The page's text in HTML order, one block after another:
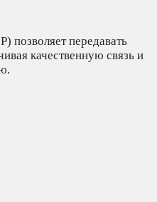
позволяет передавать
качественную связь и